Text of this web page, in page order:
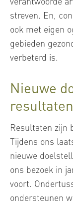
streven. En,
ook met eigen
gebieden
verbeterd is.
Nieuwe
resultaten
Resultaten zijn
Tijdens ons
nieuwe
ons bezoek in
voort.
ondersteunen